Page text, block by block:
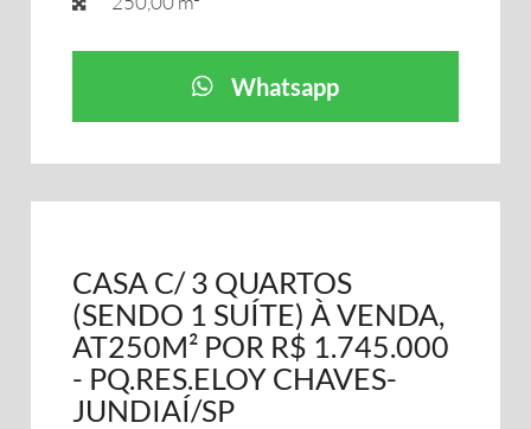
Whatsapp
CASA C/ 3 QUARTOS
(SENDO 1 SUÍTE) À VENDA,
AT250M² POR R$ 1.745.000
- PQ.RES.ELOY CHAVES-
JUNDIAÍ/SP